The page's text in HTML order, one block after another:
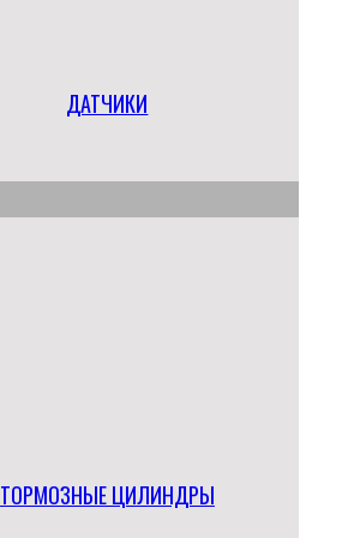
ДАТЧИКИ
ТОРМОЗНЫЕ ЦИЛИНДРЫ